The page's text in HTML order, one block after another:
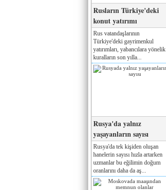
Rusların Türkiye'deki
konut yatırımı
Rus vatandaşlarının
Türkiye'deki gayrimenkul
yatırımları, yabancılara yönelik
kuralların son yılla...
Rusya'da yalnız
yaşayanların sayısı
Rusya'da tek kişiden oluşan
hanelerin sayısı hızla artarken
uzmanlar bu eğilimin doğum
oranlarını daha da aş...